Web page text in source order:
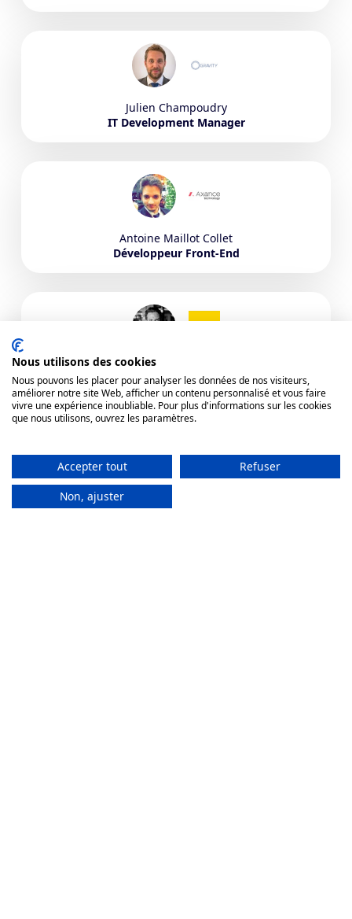
Julien Champoudry
IT Development Manager
Antoine Maillot Collet
Développeur Front-End
Benoit
FrontEnd engineer
Voir plus d'alumnis
Nous utilisons des cookies
Nous pouvons les placer pour analyser les données de nos visiteurs,
améliorer notre site Web, afficher un contenu personnalisé et vous faire
vivre une expérience inoubliable. Pour plus d'informations sur les cookies
que nous utilisons, ouvrez les paramètres.
Accepter tout
Refuser
Non, ajuster